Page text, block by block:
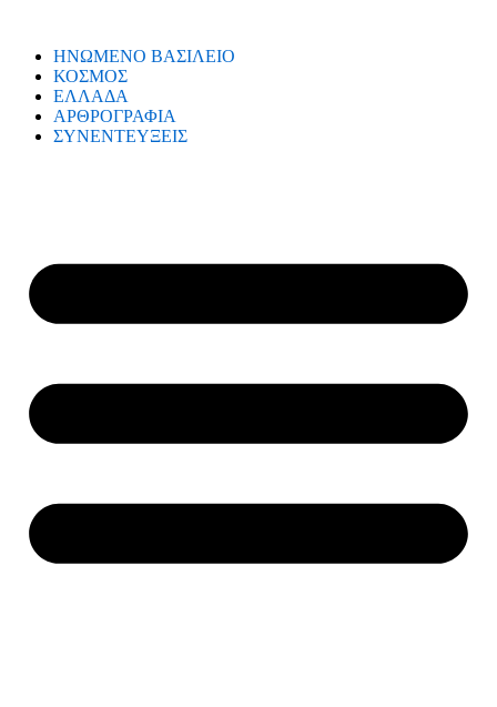
ΗΝΩΜΕΝΟ ΒΑΣΙΛΕΙΟ
ΚΟΣΜΟΣ
ΕΛΛΑΔΑ
ΑΡΘΡΟΓΡΑΦΙΑ
ΣΥΝΕΝΤΕΥΞΕΙΣ